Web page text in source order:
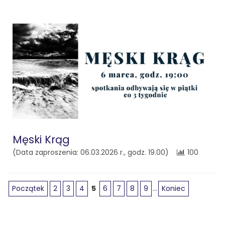
Męski Krąg
(Data zaproszenia: 06.03.2026 r., godz. 19.00) 100
Początek 2 3 4 5 6 7 8 9 ... Koniec